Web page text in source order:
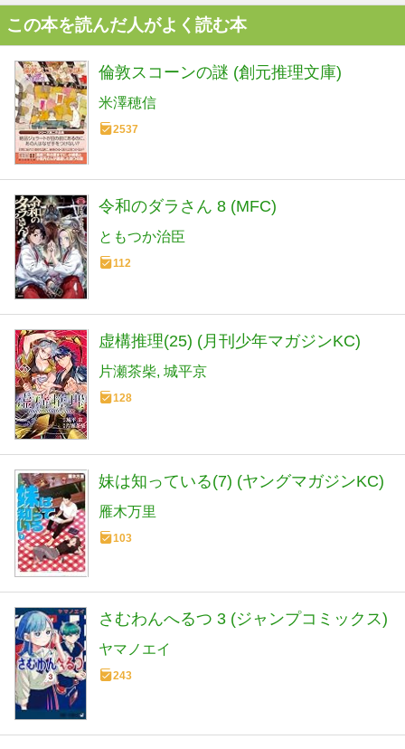
この本を読んだ人がよく読む本
倫敦スコーンの謎 (創元推理文庫)
米澤穂信
2537
令和のダラさん 8 (MFC)
ともつか治臣
112
虚構推理(25) (月刊少年マガジンKC)
片瀬茶柴 城平京
128
妹は知っている(7) (ヤングマガジンKC)
雁木万里
103
さむわんへるつ 3 (ジャンプコミックス)
ヤマノエイ
243